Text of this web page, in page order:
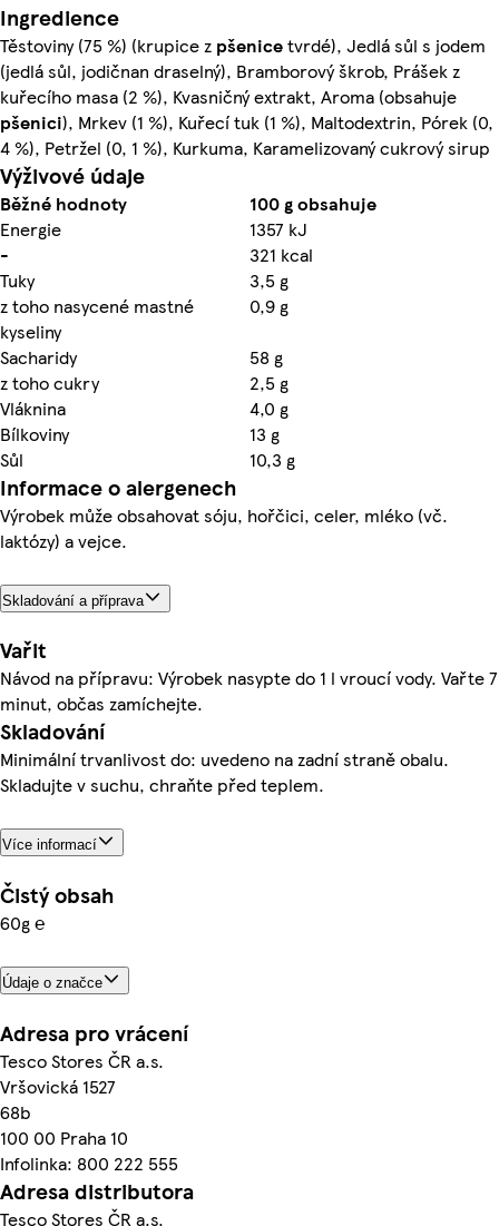
Ingredience
Těstoviny (75 %) (krupice z pšenicetvrdé), Jedlá sůl s jodem
(jedlá sůl, jodičnan draselný), Bramborový škrob, Prášek z
kuřecího masa (2 %), Kvasničný extrakt, Aroma (obsahuje
pšenici), Mrkev (1 %), Kuřecí tuk (1 %), Maltodextrin, Pórek (0,
4 %), Petržel (0, 1 %), Kurkuma, Karamelizovaný cukrový sirup
Výživové údaje
Běžné hodnoty
100 g obsahuje
Energie
1357 kJ
-
321 kcal
Tuky
3,5 g
z toho nasycené mastné
kyseliny
0,9 g
Sacharidy
58 g
z toho cukry
2,5 g
Vláknina
4,0 g
Bílkoviny
13 g
Sůl
10,3 g
Informace o alergenech
Výrobek může obsahovat sóju, hořčici, celer, mléko (vč.
laktózy) a vejce.
Skladování a příprava
Vařit
Návod na přípravu: Výrobek nasypte do 1 l vroucí vody. Vařte 7
minut, občas zamíchejte.
Skladování
Minimální trvanlivost do: uvedeno na zadní straně obalu.
Skladujte v suchu, chraňte před teplem.
Více informací
Čistý obsah
60g ℮
Údaje o značce
Adresa pro vrácení
Tesco Stores ČR a.s.
Vršovická 1527
68b
100 00 Praha 10
Infolinka: 800 222 555
Adresa distributora
Tesco Stores ČR a.s.